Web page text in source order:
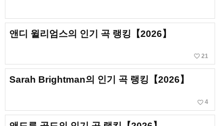
앤디 윌리엄스의 인기 곡 랭킹【2026】
favorite_border 21
Sarah Brightman의 인기 곡 랭킹【2026】
favorite_border 4